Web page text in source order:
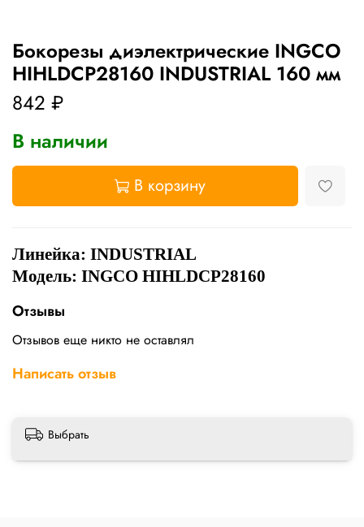
Бокорезы диэлектрические INGCO
HIHLDCP28160 INDUSTRIAL 160 мм
842 ₽
В наличии
В корзину
Линейка: INDUSTRIAL
Модель: INGCO HIHLDCP28160
Отзывы
Отзывов еще никто не оставлял
Написать отзыв
Выбрать